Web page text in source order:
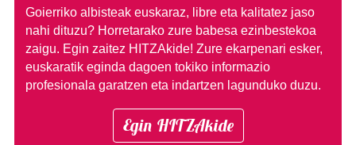
Goierriko albisteak euskaraz, libre eta kalitatez jaso
nahi dituzu? Horretarako zure babesa ezinbestekoa
zaigu. Egin zaitez HITZAkide! Zure ekarpenari esker,
euskaratik eginda dagoen tokiko informazio
profesionala garatzen eta indartzen lagunduko duzu.
Egin HITZAkide